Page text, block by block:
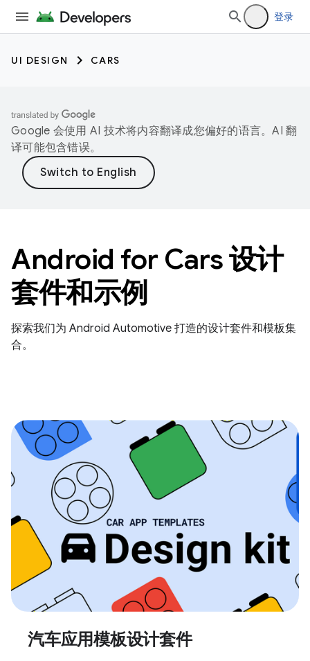
登录
UI DESIGN CARS
Google 会使用 AI 技术将内容翻译成您偏好的语言。AI 翻
译可能包含错误。
Android for Cars 设计
套件和示例
探索我们为 Android Automotive 打造的设计套件和模板集
合。
汽车应用模板设计套件